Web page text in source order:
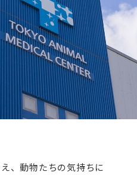
、動物たちの気持ちに